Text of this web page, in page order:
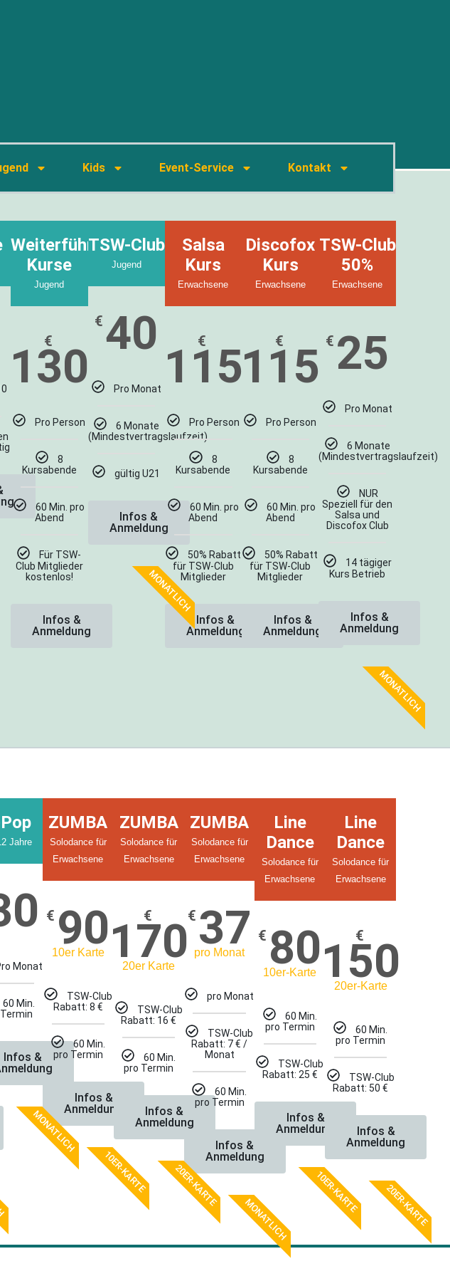
Kids Event-Service Kontakt
Weiterführende
Kurse
Jugend
€
130
Pro Person
8
Kursabende
60 Min. pro
Abend
Für TSW-
Club Mitglieder
kostenlos!
Infos &
Anmeldung
TSW-Club
Jugend
€ 40
Pro Monat
6 Monate
(Mindestvertragslaufzeit)
gültig U21
Infos &
Anmeldung
MONATLICH
Salsa
Kurs
Erwachsene
€
115
Pro Person
8
Kursabende
60 Min. pro
Abend
50% Rabatt
für TSW-Club
Mitglieder
Infos &
Anmeldung
Discofox
Kurs
Erwachsene
€
115
Pro Person
8
Kursabende
60 Min. pro
Abend
50% Rabatt
für TSW-Club
Mitglieder
Infos &
Anmeldung
TSW-Club
50%
Erwachsene
€ 25
Pro Monat
6 Monate
(Mindestvertragslaufzeit)
NUR
Speziell für den
Salsa und
Discofox Club
14 tägiger
Kurs Betrieb
Infos &
Anmeldung
MONATLICH
Jahre
Monat
60 Min.
Infos &
MONATLICH
ZUMBA
Solodance für
Erwachsene
€ 90
10er Karte
TSW-Club
Rabatt: 8 €
60 Min.
pro Termin
Infos &
Anmeldung
10ER-KARTE
ZUMBA
Solodance für
Erwachsene
€
170
20er Karte
TSW-Club
Rabatt: 16 €
60 Min.
pro Termin
Infos &
Anmeldung
20ER-KARTE
ZUMBA
Solodance für
Erwachsene
€ 37
pro Monat
pro Monat
TSW-Club
Rabatt: 7 € /
Monat
60 Min.
pro Termin
Infos &
Anmeldung
MONATLICH
Line
Dance
Solodance für
Erwachsene
€ 80
10er-Karte
60 Min.
pro Termin
TSW-Club
Rabatt: 25 €
Infos &
Anmeldung
10ER-KARTE
Line
Dance
Solodance für
Erwachsene
€
150
20er-Karte
60 Min.
pro Termin
TSW-Club
Rabatt: 50 €
Infos &
Anmeldung
20ER-KARTE